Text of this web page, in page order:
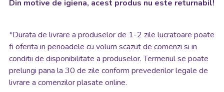
Din motive de igiena, acest produs nu este returnabil!
*Durata de livrare a produselor de 1-2 zile lucratoare poate
fi oferita in perioadele cu volum scazut de comenzi si in
conditii de disponibilitate a produselor. Termenul se poate
prelungi pana la 30 de zile conform prevederilor legale de
livrare a comenzilor plasate online.